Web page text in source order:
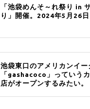
「池袋めんそ～れ祭り in
り」開催。2024年5月26日
池袋東口のアメリカンイー
「gashacoco」っていう
店がオープンするみたい。